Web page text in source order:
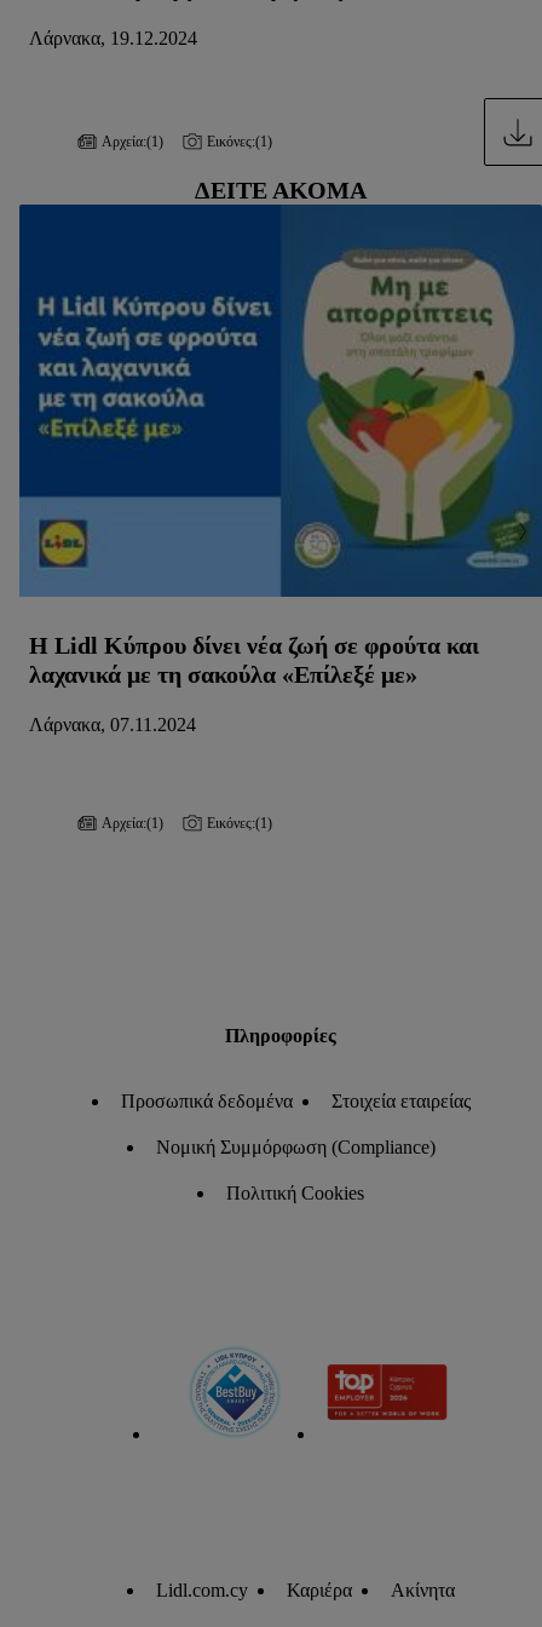
Λάρνακα, 19.12.2024
Αρχεία:(1) Εικόνες:(1)
ΔΕΊΤΕ ΑΚΌΜΑ
Η Lidl Kύπρου δίνει νέα ζωή σε φρούτα και
λαχανικά με τη σακούλα «Επίλεξέ με»
Λάρνακα, 07.11.2024
Αρχεία:(1) Εικόνες:(1)
Πληροφορίες
Προσωπικά δεδομένα Στοιχεία εταιρείας
Νομική Συμμόρφωση (Compliance)
Πολιτική Cookies
Lidl.com.cy Καριέρα Ακίνητα